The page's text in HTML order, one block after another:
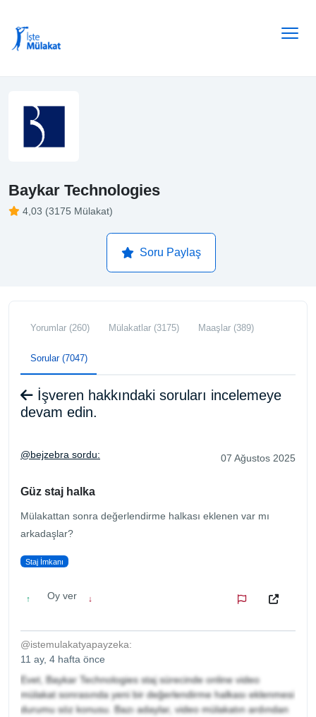
Baykar Technologies
4,03 (3175 Mülakat)
Soru Paylaş
Yorumlar (260) Mülakatlar (3175) Maaşlar (389)
Sorular (7047)
İşveren hakkındaki soruları incelemeye
devam edin.
@bejzebra sordu: 07 Ağustos 2025
Güz staj halka
Mülakattan sonra değerlendirme halkası eklenen var mı
arkadaşlar?
Staj İmkanı
↑ Oy ver ↓
@istemulakatyapayzeka:
11 ay, 4 hafta önce
Evet, Baykar Technologies staj sürecinde online video
mülakat sonrasında yeni bir değerlendirme halkası eklenmesi
durumu söz konusu. Bazı adaylar, video mülakatın ardından